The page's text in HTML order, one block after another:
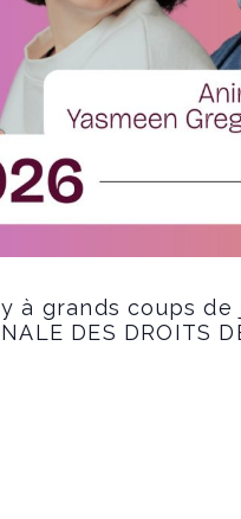
à grands coups de
DES DROITS